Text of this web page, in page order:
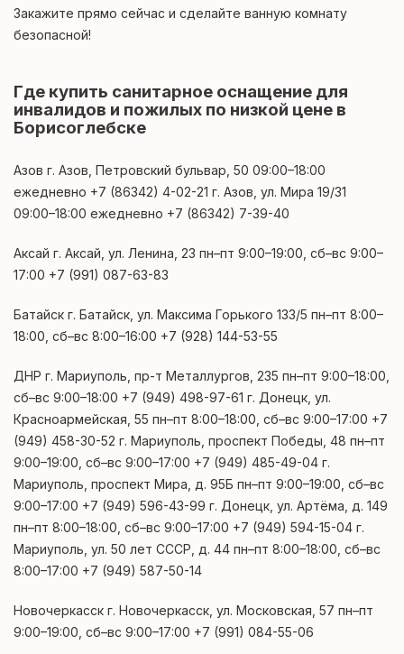
Закажите прямо сейчас и сделайте ванную комнату
безопасной!
Где купить санитарное оснащение для
инвалидов и пожилых по низкой цене в
Борисоглебске
Азов г. Азов, Петровский бульвар, 50 09:00–18:00
ежедневно +7 (86342) 4-02-21 г. Азов, ул. Мира 19/31
09:00–18:00 ежедневно +7 (86342) 7-39-40
Аксай г. Аксай, ул. Ленина, 23 пн–пт 9:00–19:00, сб–вс 9:00–
17:00 +7 (991) 087-63-83
Батайск г. Батайск, ул. Максима Горького 133/5 пн–пт 8:00–
18:00, сб–вс 8:00–16:00 +7 (928) 144-53-55
ДНР г. Мариуполь, пр-т Металлургов, 235 пн–пт 9:00–18:00,
сб–вс 9:00–18:00 +7 (949) 498-97-61 г. Донецк, ул.
Красноармейская, 55 пн–пт 8:00–18:00, сб–вс 9:00–17:00 +7
(949) 458-30-52 г. Мариуполь, проспект Победы, 48 пн–пт
9:00–19:00, сб–вс 9:00–17:00 +7 (949) 485-49-04 г.
Мариуполь, проспект Мира, д. 95Б пн–пт 9:00–19:00, сб–вс
9:00–17:00 +7 (949) 596-43-99 г. Донецк, ул. Артёма, д. 149
пн–пт 8:00–18:00, сб–вс 9:00–17:00 +7 (949) 594-15-04 г.
Мариуполь, ул. 50 лет СССР, д. 44 пн–пт 8:00–18:00, сб–вс
8:00–17:00 +7 (949) 587-50-14
Новочеркасск г. Новочеркасск, ул. Московская, 57 пн–пт
9:00–19:00, сб–вс 9:00–17:00 +7 (991) 084-55-06